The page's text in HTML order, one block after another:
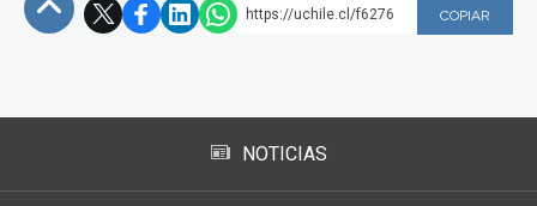
https://uchile.cl/f6276 COPIAR
NOTICIAS